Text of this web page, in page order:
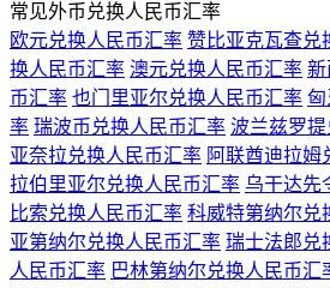
常见外币兑换人民币汇率
欧元兑换人民币汇率 赞比亚克瓦查兑
换人民币汇率 澳元兑换人民币汇率 新
币汇率 也门里亚尔兑换人民币汇率 匈
率 瑞波币兑换人民币汇率 波兰兹罗
亚奈拉兑换人民币汇率 阿联酋迪拉姆
拉伯里亚尔兑换人民币汇率 乌干达先
比索兑换人民币汇率 科威特第纳尔兑
亚第纳尔兑换人民币汇率 瑞士法郎兑
人民币汇率 巴林第纳尔兑换人民币汇